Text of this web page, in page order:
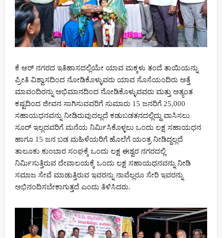
ಮಾತೃಮಂಡಲಿ ಶಾಲೆಗೆ ಎಸ್‌ ಎಸ್‌ ಎಲ್‌ ಸಿ ಫಲಿತಾಂಶದಲ್ಲಿ 55ರಲ್ಲಿ 55
ವಿದ್ಯಾರ್ಥಿಗಳು ಉತ್ತೀರ್ಣ: 8 ವಿದ್ಯಾರ್ಥಿಗಳಿಗೆ ಅತ್ಯುನ್ನತ ಶ್ರೇಣಿ ಭರ್ಜರಿ ಸಾಧನೆ
HOME NEWS
ಹುಣಸೂರು ತಾಲೋಕಿನ ಬಿಳಿಗೆರೆ ವಿದ್ಯಾರ್ಥಿನಿ ಕೀರ್ತನ ಮಿಂಚು
ಸಾಧನೆ: ಎಸ್‌ಎಸ್‌ಎಲ್‌ಸಿಯಲ್ಲಿ 609 ಅಂಕ ಪಡೆದು ಉನ್ನತ ಶ್ರೇಣಿ
Kannada News Hub 24 83 views
ಸಾಲಿಗ್ರಾಮ ಹಾಲುಉತ್ಪಾದಕರ ಸಹಕಾರ ಸಂಘಕ್ಕೆ ಹೊಸ ನಾಯಕತ್ವ: ಎಸ್‌ಆರ್
ಮಹೇಂದ್ರ ಅಧ್ಯಕ್ಷ, ಮಹೇಶ್ ಉಪಾಧ್ಯಕ್ಷ ಅವಿರೋಧ ಆಯ್ಕೆ
ಕೆ ಆರ್ ನಗರದ ಇತಿಹಾಸದಲ್ಲಿಯೇ ಯಾವ ಮಕ್ಕಳು ತಂದೆ ತಾಯಿಯನ್ನು
ಪ್ರೀತಿ ವಿಶ್ವಾಸದಿಂದ ನೋಡಿಕೊಳ್ಳುವರು ಯಾವ ಸೊಸೆಯಂದಿರು ಅತ್ತೆ
ಮಾವಂದಿರನ್ನು ಅಭಿಮಾನದಿಂದ ನೋಡಿಕೊಳ್ಳುವವರು ಮತ್ತು ಅತ್ಯಂತ
ಕಷ್ಟದಿಂದ ಜೀವನ ಸಾಗಿಸುವವರಿಗೆ ಸುಮಾರು 15 ಜನರಿಗೆ 25,000
ಸಹಾಯಧನವನ್ನು ನೀಡಿರುವುದಲ್ಲದೆ ಕಡುಬಡತನದಲ್ಲಿದ್ದು ವಾಸಿಸಲು
ಸೂರ್ ಇಲ್ಲದವರಿಗೆ ಮನೆಯ ನಿರ್ಮಿಸಿಕೊಳ್ಳಲು ಒಂದು ಲಕ್ಷ ಸಹಾಯಧನ
ಹಾಗೂ 15 ಜನ ಬಡ ಮಹಿಳೆಯರಿಗೆ ಹೊಲೆಗೆ ಯಂತ್ರ ನೀಡಿದ್ದಲ್ಲದೆ
ತಾಲೂಕು ಕುಂಬಾರ ಸಂಘಕ್ಕೆ ಒಂದು ಲಕ್ಷ ಈಶ್ವರ ನಗರದಲ್ಲಿ
ನಿರ್ಮಿಸುತ್ತಿರುವ ದೇವಾಲಯಕ್ಕೆ ಒಂದು ಲಕ್ಷ ಸಹಾಯಧನವನ್ನು ನೀಡಿ
ಸಮಾಜ ಸೇವೆ ಮಾಡುತ್ತಿರುವ ಇವರನ್ನು ನಾವೆಲ್ಲರೂ ಸೇರಿ ಇವರನ್ನು
ಅಭಿನಂದಿಸಬೇಕಾಗುತ್ತದೆ ಎಂದು ತಿಳಿಸಿದರು.